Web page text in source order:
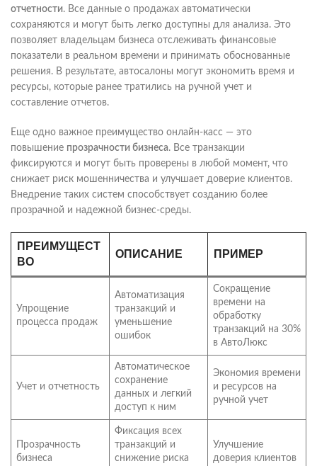
отчетности. Все данные о продажах автоматически
сохраняются и могут быть легко доступны для анализа. Это
позволяет владельцам бизнеса отслеживать финансовые
показатели в реальном времени и принимать обоснованные
решения. В результате, автосалоны могут экономить время и
ресурсы, которые ранее тратились на ручной учет и
составление отчетов.
Еще одно важное преимущество онлайн-касс — это
повышение прозрачности бизнеса. Все транзакции
фиксируются и могут быть проверены в любой момент, что
снижает риск мошенничества и улучшает доверие клиентов.
Внедрение таких систем способствует созданию более
прозрачной и надежной бизнес-среды.
ПРЕИМУЩЕСТ
ВО
ОПИСАНИЕ ПРИМЕР
Упрощение
процесса продаж
Автоматизация
транзакций и
уменьшение
ошибок
Сокращение
времени на
обработку
транзакций на 30%
в АвтоЛюкс
Учет и отчетность
Автоматическое
сохранение
данных и легкий
доступ к ним
Экономия времени
и ресурсов на
ручной учет
Прозрачность
бизнеса
Фиксация всех
транзакций и
снижение риска
Улучшение
доверия клиентов